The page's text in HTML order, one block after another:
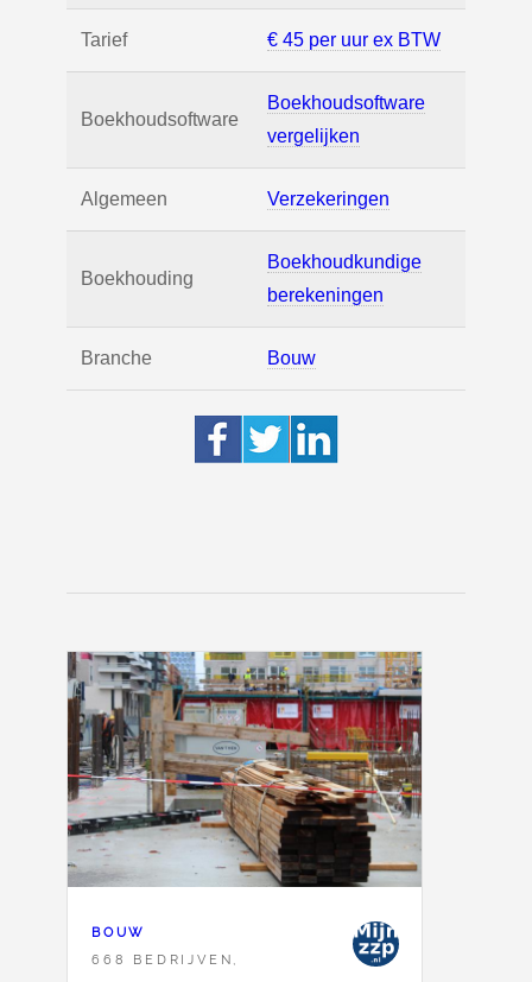
Tarief € 45 per uur ex BTW
Boekhoudsoftware
Boekhoudsoftware
vergelijken
Algemeen Verzekeringen
Boekhouding
Boekhoudkundige
berekeningen
Branche Bouw
BOUW
668 BEDRIJVEN,